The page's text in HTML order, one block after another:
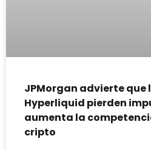
JPMorgan advierte que
Hyperliquid pierden
aumenta la
cripto